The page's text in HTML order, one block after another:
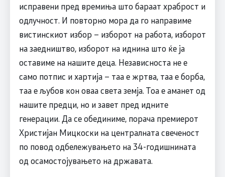
исправени пред времиња што бараат храброст и
одлучност. И повторно мора да го направиме
вистинскиот избор – изборот на работа, изборот
на заедништво, изборот на иднина што ќе ја
оставиме на нашите деца. Независноста не е
само потпис и хартија – таа е жртва, таа е борба,
таа е љубов кон оваа света земја. Тоа е аманет од
нашите предци, но и завет пред идните
генерации. Да се обединиме, порача премиерот
Христијан Мицкоски на централната свеченост
по повод одбележувањето на 34-годишнината
од осамостојувањето на државата.